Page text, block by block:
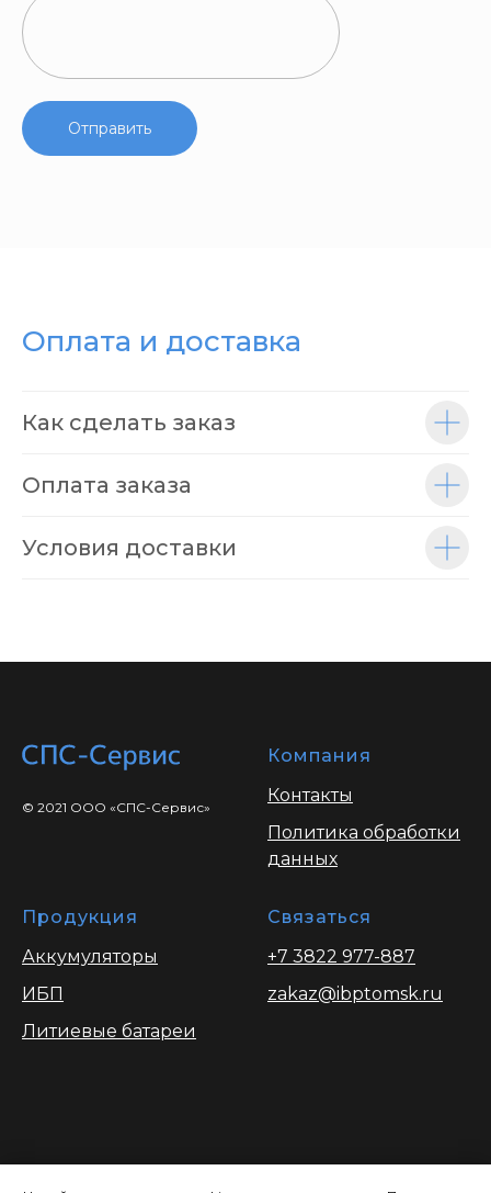
Отправить
Оплата и доставка
Как сделать заказ
Оплата заказа
Условия доставки
© 2021 ООО «СПС-Сервис»
Компания
Контакты
Политика обработки
данных
Продукция
Аккумуляторы
ИБП
Литиевые батареи
Связаться
+7 3822 977-887
zakaz@ibptomsk.ru